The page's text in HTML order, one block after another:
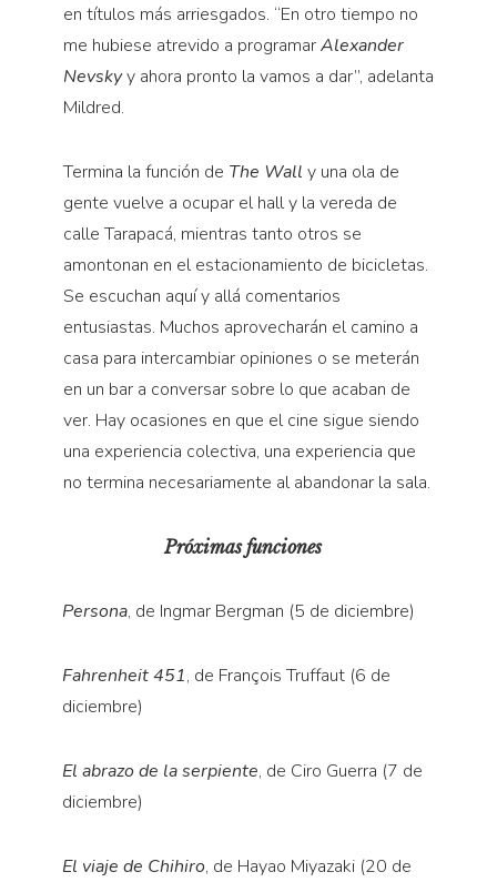
en títulos más arriesgados. “En otro tiempo no
me hubiese atrevido a programarAlexander
Nevskyy ahora pronto la vamos a dar”, adelanta
Mildred.
Termina la función de The Wall y una ola de
gente vuelve a ocupar el hall y la vereda de
calle Tarapacá, mientras tanto otros se
amontonan en el estacionamiento de bicicletas.
Se escuchan aquí y allá comentarios
entusiastas. Muchos aprovecharán el camino a
casa para intercambiar opiniones o se meterán
en un bar a conversar sobre lo que acaban de
ver. Hay ocasiones en que el cine sigue siendo
una experiencia colectiva, una experiencia que
no termina necesariamente al abandonar la sala.
Próximas funciones
Persona, de Ingmar Bergman (5 de diciembre)
Fahrenheit 451, de François Truffaut (6 de
diciembre)
El abrazo de la serpiente, de Ciro Guerra (7 de
diciembre)
El viaje de Chihiro, de Hayao Miyazaki (20 de